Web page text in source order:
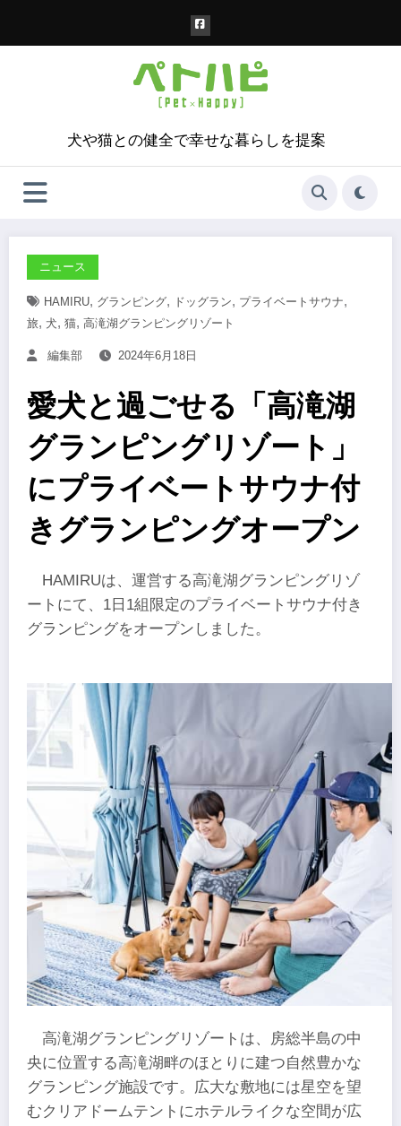
犬や猫との健全で幸せな暮らしを提案
ニュース
HAMIRU, グランピング, ドッグラン, プライベートサウナ,
旅, 犬, 猫, 高滝湖グランピングリゾート
編集部 2024年6月18日
愛犬と過ごせる「高滝湖
グランピングリゾート」
にプライベートサウナ付
きグランピングオープン
HAMIRUは、運営する高滝湖グランピングリゾ
ートにて、1日1組限定のプライベートサウナ付き
グランピングをオープンしました。
高滝湖グランピングリゾートは、房総半島の中
央に位置する高滝湖畔のほとりに建つ自然豊かな
グランピング施設です。広大な敷地には星空を望
むクリアドームテントにホテルライクな空間が広